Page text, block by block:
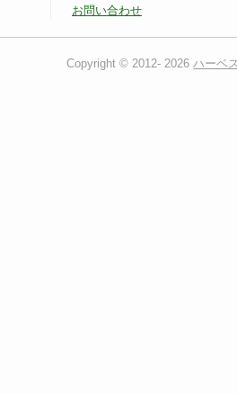
お問い合わせ
Copyright © 2012- 2026 ハーベ